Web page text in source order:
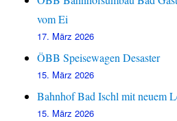
vom Ei
17. März 2026
ÖBB Speisewagen Desaster
15. März 2026
Bahnhof Bad Ischl mit neuem
15. März 2026